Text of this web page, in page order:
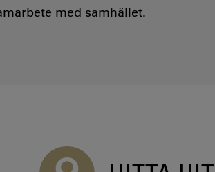
med samhället.